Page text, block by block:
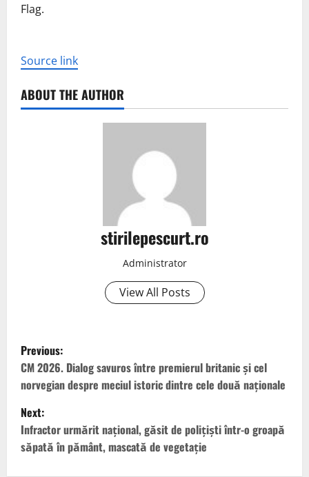
Flag.
Source link
ABOUT THE AUTHOR
stirilepescurt.ro
Administrator
View All Posts
P
o
s
t
n
Previous:
CM 2026. Dialog savuros între premierul britanic și cel
norvegian despre meciul istoric dintre cele două naționale
Next:
Infractor urmărit naţional, găsit de polițiști într-o groapă
săpată în pământ, mascată de vegetaţie